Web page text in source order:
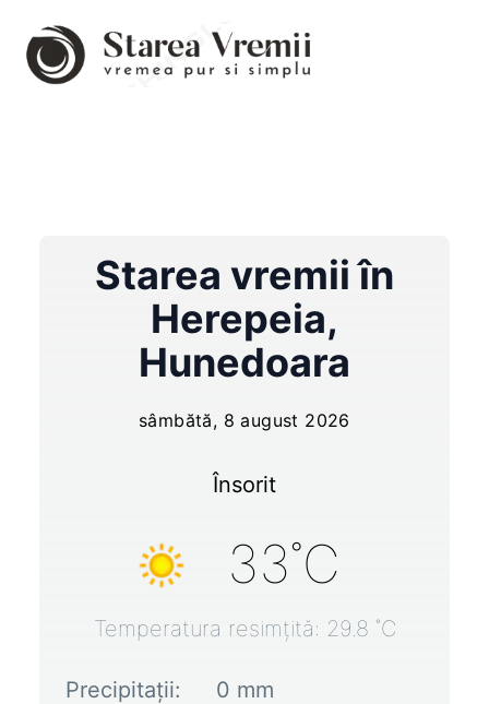
Starea vremii în
Herepeia,
Hunedoara
sâmbătă, 8 august 2026
Însorit
33˚C
Temperatura resimțită: 29.8 ˚C
Precipitații: 0 mm